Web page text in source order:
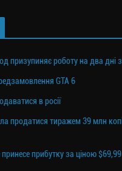
призупиняє роботу на два дні
GTA 6
в росії
продатися тиражем 39 млн
принесе прибутку за ціною